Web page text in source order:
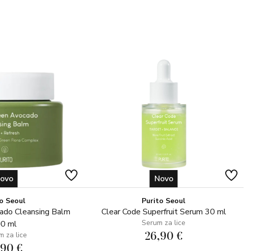
Acutiloba Root Extract, Butyrospermum Parkii (Shea) Butter,
Indica Seed Gum, Xanthan Gum, Parfum (Fragrance),
Phenoxyethanol.
Seoul
Cleansing Balm
ml
za lice
€
Novo
Purito Seoul
Clear Code Superfruit Serum 30 ml
Serum za lice
26,90 €